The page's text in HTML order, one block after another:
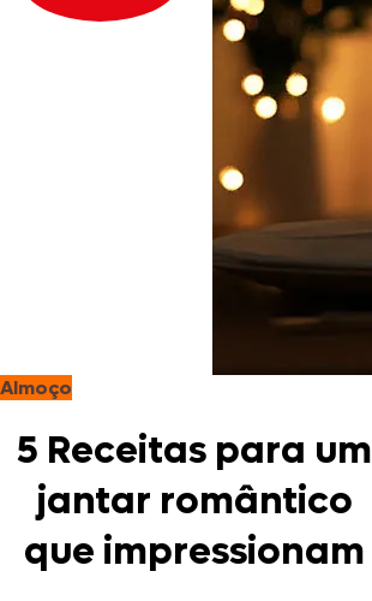
Almoço
5 Receitas para um
jantar romântico
que impressionam